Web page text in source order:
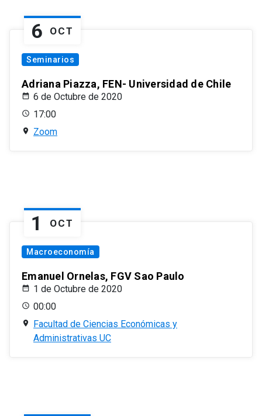
6 OCT
Seminarios
Adriana Piazza, FEN- Universidad de Chile
6 de Octubre de 2020
17:00
Zoom
1 OCT
Macroeconomía
Emanuel Ornelas, FGV Sao Paulo
1 de Octubre de 2020
00:00
Facultad de Ciencias Económicas y
Administrativas UC